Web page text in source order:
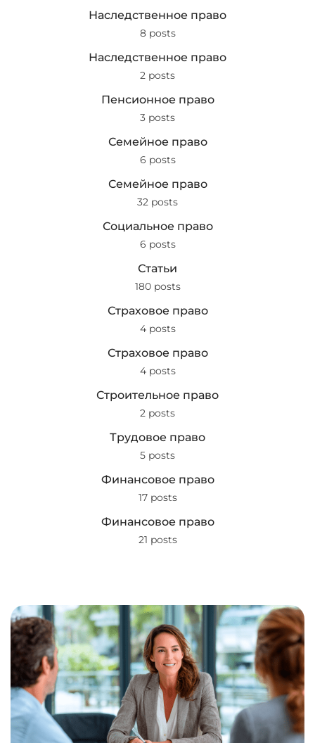
Наследственное право
8 posts
Наследственное право
2 posts
Пенсионное право
3 posts
Семейное право
6 posts
Семейное право
32 posts
Социальное право
6 posts
Статьи
180 posts
Страховое право
4 posts
Страховое право
4 posts
Строительное право
2 posts
Трудовое право
5 posts
Финансовое право
17 posts
Финансовое право
21 posts